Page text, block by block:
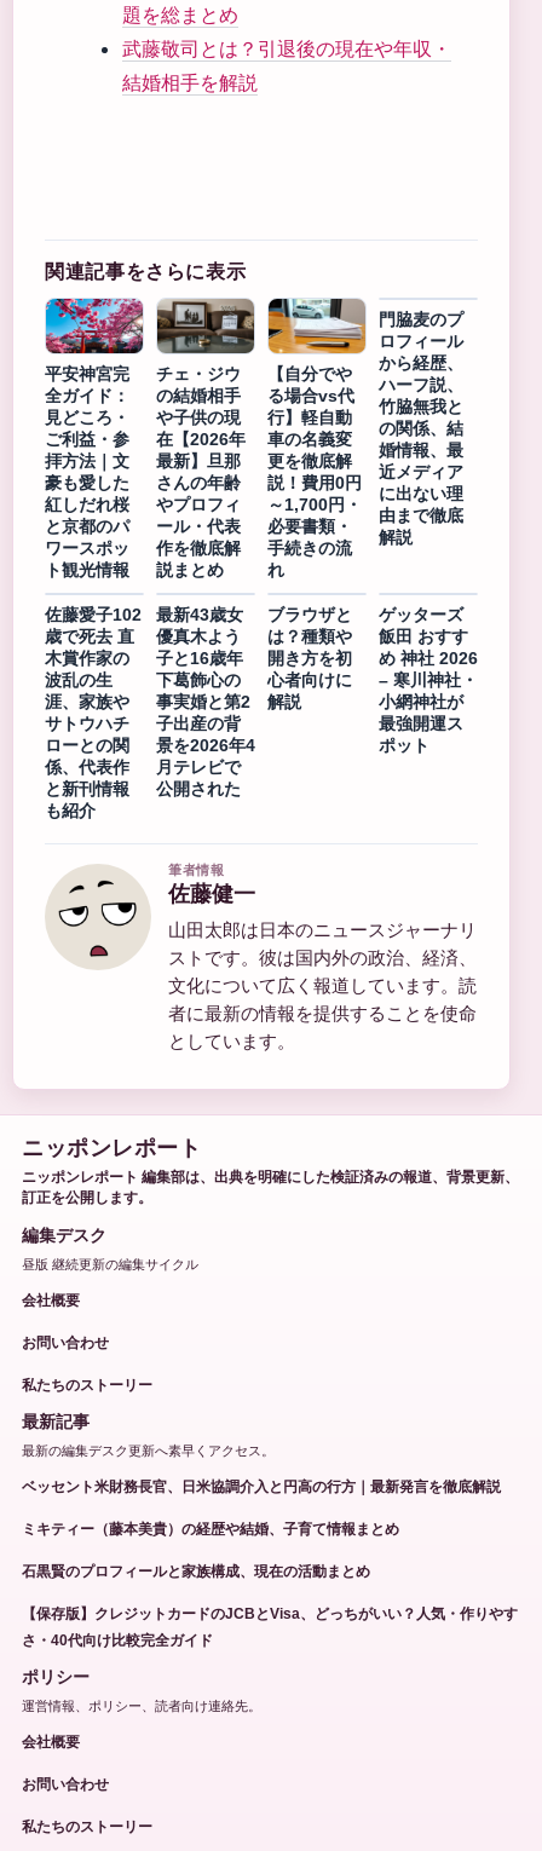
題を総まとめ
武藤敬司とは？引退後の現在や年収・
結婚相手を解説
関連記事をさらに表示
平安神宮完
全ガイド：
見どころ・
ご利益・参
拝方法｜文
豪も愛した
紅しだれ桜
と京都のパ
ワースポッ
ト観光情報
チェ・ジウ
の結婚相手
や子供の現
在【2026年
最新】旦那
さんの年齢
やプロフィ
ール・代表
作を徹底解
説まとめ
【自分でや
る場合vs代
行】軽自動
車の名義変
更を徹底解
説！費用0円
～1,700円・
必要書類・
手続きの流
れ
門脇麦のプ
ロフィール
から経歴、
ハーフ説、
竹脇無我と
の関係、結
婚情報、最
近メディア
に出ない理
由まで徹底
解説
佐藤愛子102
歳で死去 直
木賞作家の
波乱の生
涯、家族や
サトウハチ
ローとの関
係、代表作
と新刊情報
も紹介
最新43歳女
優真木よう
子と16歳年
下葛飾心の
事実婚と第2
子出産の背
景を2026年4
月テレビで
公開された
ブラウザと
は？種類や
開き方を初
心者向けに
解説
ゲッターズ
飯田 おすす
め 神社 2026
– 寒川神社・
小網神社が
最強開運ス
ポット
筆者情報
佐藤健一
山田太郎は日本のニュースジャーナリ
ストです。彼は国内外の政治、経済、
文化について広く報道しています。読
者に最新の情報を提供することを使命
としています。
ニッポンレポート
ニッポンレポート 編集部は、出典を明確にした検証済みの報道、背景更新、
訂正を公開します。
編集デスク
昼版 継続更新の編集サイクル
会社概要
お問い合わせ
私たちのストーリー
最新記事
最新の編集デスク更新へ素早くアクセス。
ベッセント米財務長官、日米協調介入と円高の行方｜最新発言を徹底解説
ミキティー（藤本美貴）の経歴や結婚、子育て情報まとめ
石黒賢のプロフィールと家族構成、現在の活動まとめ
【保存版】クレジットカードのJCBとVisa、どっちがいい？人気・作りやす
さ・40代向け比較完全ガイド
ポリシー
運営情報、ポリシー、読者向け連絡先。
会社概要
お問い合わせ
私たちのストーリー